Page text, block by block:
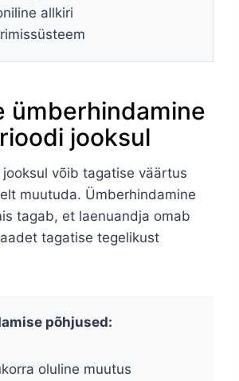
allkiri
ümberhindamine
jooksul
võib tagatise väärtus
muutuda. Ümberhindamine
tagab, et laenuandja omab
tagatise tegelikust
põhjused:
oluline muutus